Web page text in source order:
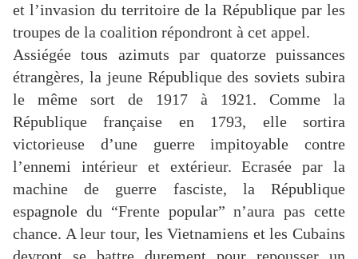
et l’invasion du territoire de la République par les
troupes de la coalition répondront à cet appel.
Assiégée tous azimuts par quatorze puissances
étrangères, la jeune République des soviets subira
le même sort de 1917 à 1921. Comme la
République française en 1793, elle sortira
victorieuse d’une guerre impitoyable contre
l’ennemi intérieur et extérieur. Ecrasée par la
machine de guerre fasciste, la République
espagnole du “Frente popular” n’aura pas cette
chance. A leur tour, les Vietnamiens et les Cubains